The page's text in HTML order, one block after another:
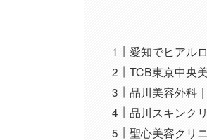
愛知でヒアル
TCB東京中央
品川美容外科
品川スキンク
聖心美容クリ